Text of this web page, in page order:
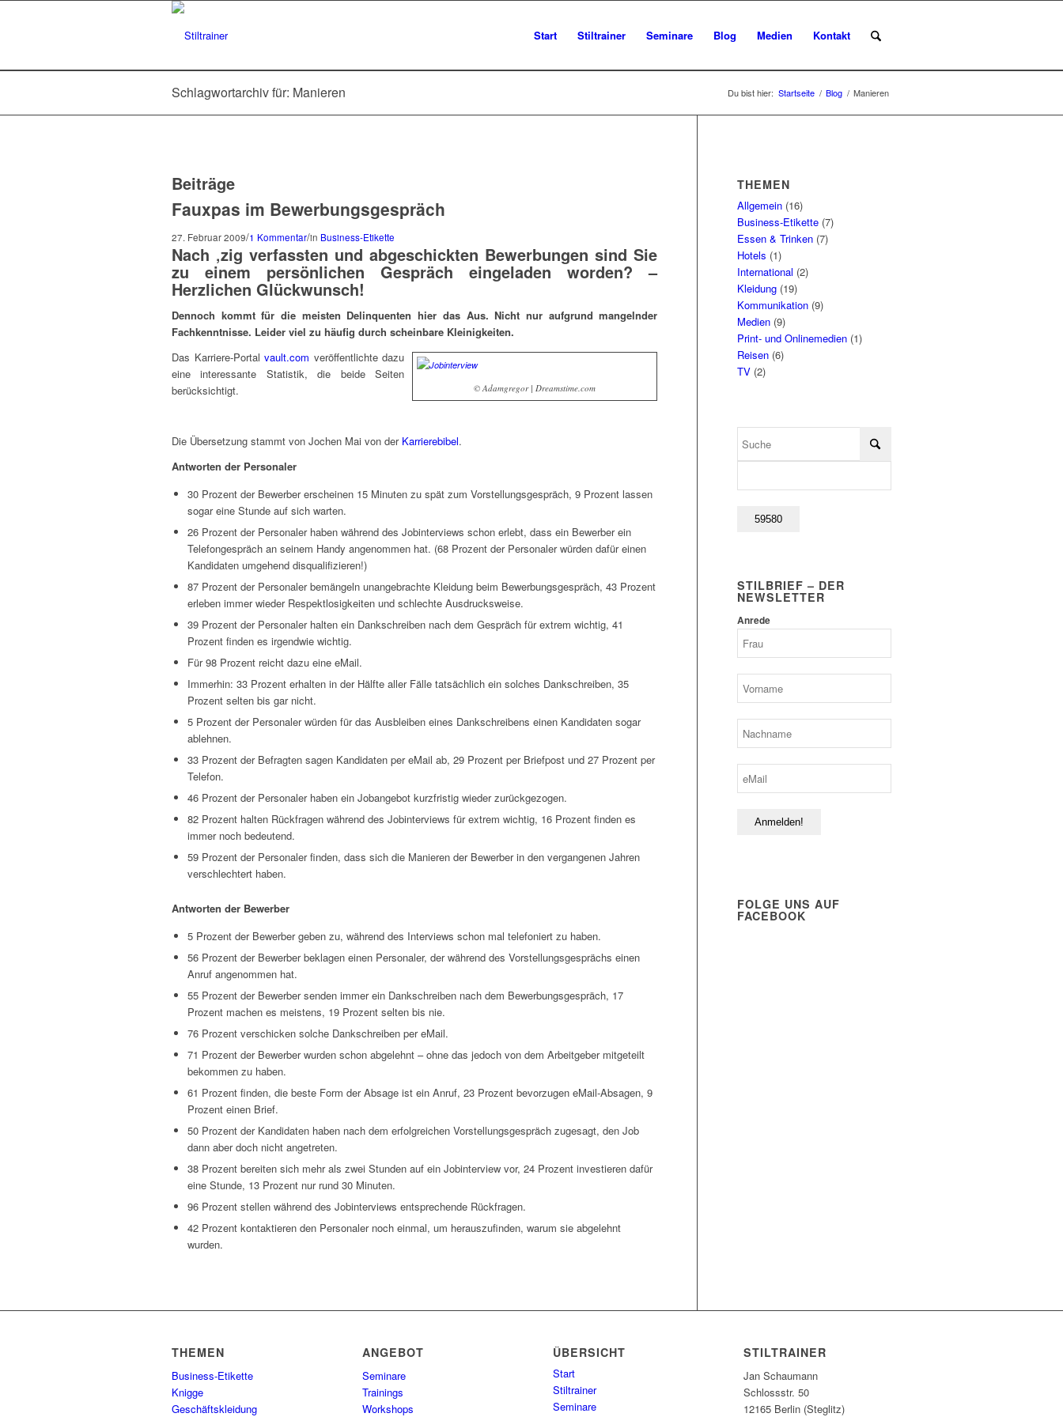
Start Stiltrainer Seminare Blog Medien Kontakt
Schlagwortarchiv für: Manieren Du bist hier: Startseite / Blog / Manieren
Beiträge
Fauxpas im Bewerbungsgespräch
27. Februar 2009/1 Kommentar/in Business-Etikette
Nach ‚zig verfassten und abgeschickten Bewerbungen sind Sie
zu einem persönlichen Gespräch eingeladen worden? –
Herzlichen Glückwunsch!
Dennoch kommt für die meisten Delinquenten hier das Aus. Nicht nur aufgrund mangelnder
Fachkenntnisse. Leider viel zu häufig durch scheinbare Kleinigkeiten.
© Adamgregor | Dreamstime.com
Das Karriere-Portalvault.com veröffentlichte dazu
eine interessante Statistik, die beide Seiten
berücksichtigt.
Die Übersetzung stammt von Jochen Mai von der Karrierebibel.
Antworten der Personaler
30 Prozent der Bewerber erscheinen 15 Minuten zu spät zum Vorstellungsgespräch, 9 Prozent lassen
sogar eine Stunde auf sich warten.
26 Prozent der Personaler haben während des Jobinterviews schon erlebt, dass ein Bewerber ein
Telefongespräch an seinem Handy angenommen hat. (68 Prozent der Personaler würden dafür einen
Kandidaten umgehend disqualifizieren!)
87 Prozent der Personaler bemängeln unangebrachte Kleidung beim Bewerbungsgespräch, 43 Prozent
erleben immer wieder Respektlosigkeiten und schlechte Ausdrucksweise.
39 Prozent der Personaler halten ein Dankschreiben nach dem Gespräch für extrem wichtig, 41
Prozent finden es irgendwie wichtig.
Für 98 Prozent reicht dazu eine eMail.
Immerhin: 33 Prozent erhalten in der Hälfte aller Fälle tatsächlich ein solches Dankschreiben, 35
Prozent selten bis gar nicht.
5 Prozent der Personaler würden für das Ausbleiben eines Dankschreibens einen Kandidaten sogar
ablehnen.
33 Prozent der Befragten sagen Kandidaten per eMail ab, 29 Prozent per Briefpost und 27 Prozent per
Telefon.
46 Prozent der Personaler haben ein Jobangebot kurzfristig wieder zurückgezogen.
82 Prozent halten Rückfragen während des Jobinterviews für extrem wichtig, 16 Prozent finden es
immer noch bedeutend.
59 Prozent der Personaler finden, dass sich die Manieren der Bewerber in den vergangenen Jahren
verschlechtert haben.
Antworten der Bewerber
5 Prozent der Bewerber geben zu, während des Interviews schon mal telefoniert zu haben.
56 Prozent der Bewerber beklagen einen Personaler, der während des Vorstellungsgesprächs einen
Anruf angenommen hat.
55 Prozent der Bewerber senden immer ein Dankschreiben nach dem Bewerbungsgespräch, 17
Prozent machen es meistens, 19 Prozent selten bis nie.
76 Prozent verschicken solche Dankschreiben per eMail.
71 Prozent der Bewerber wurden schon abgelehnt – ohne das jedoch von dem Arbeitgeber mitgeteilt
bekommen zu haben.
61 Prozent finden, die beste Form der Absage ist ein Anruf, 23 Prozent bevorzugen eMail-Absagen, 9
Prozent einen Brief.
50 Prozent der Kandidaten haben nach dem erfolgreichen Vorstellungsgespräch zugesagt, den Job
dann aber doch nicht angetreten.
38 Prozent bereiten sich mehr als zwei Stunden auf ein Jobinterview vor, 24 Prozent investieren dafür
eine Stunde, 13 Prozent nur rund 30 Minuten.
96 Prozent stellen während des Jobinterviews entsprechende Rückfragen.
42 Prozent kontaktieren den Personaler noch einmal, um herauszufinden, warum sie abgelehnt
wurden.
THEMEN
Allgemein (16)
Business-Etikette (7)
Essen & Trinken (7)
Hotels (1)
International (2)
Kleidung (19)
Kommunikation (9)
Medien (9)
Print- und Onlinemedien (1)
Reisen (6)
TV (2)
STILBRIEF – DER
NEWSLETTER
Anrede
FOLGE UNS AUF
FACEBOOK
THEMEN
Business-Etikette
Knigge
Geschäftskleidung
ANGEBOT
Seminare
Trainings
Workshops
ÜBERSICHT
Start
Stiltrainer
Seminare
STILTRAINER
Jan Schaumann
Schlossstr. 50
12165 Berlin (Steglitz)